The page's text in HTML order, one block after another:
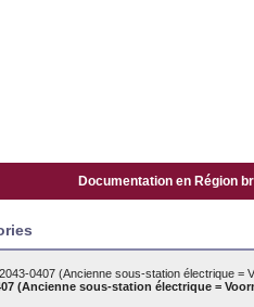
Documentation en Région
2043-0407 (Ancienne sous-station électrique =
(Ancienne sous-station électrique =